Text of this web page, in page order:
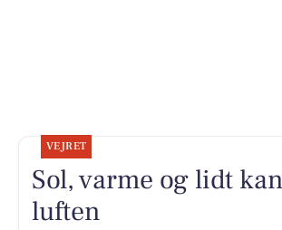
VEJRET
Sol, varme og lidt
luften